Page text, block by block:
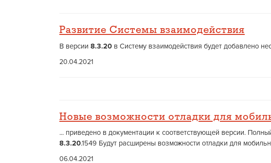
Развитие Системы взаимодействия
В версии 8.3.20 в Систему взаимодействия будет добавлено
20.04.2021
Новые возможности отладки для
... приведено в документации к соответствующей версии.
8.3.20.1549 Будут расширены возможности отладки для
06.04.2021